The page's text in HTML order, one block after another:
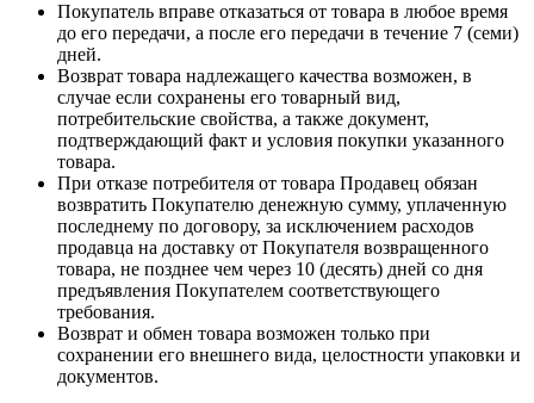
Покупатель вправе отказаться от товара в любое время
до его передачи, а после его передачи в течение 7 (семи)
дней.
Возврат товара надлежащего качества возможен, в
случае если сохранены его товарный вид,
потребительские свойства, а также документ,
подтверждающий факт и условия покупки указанного
товара.
При отказе потребителя от товара Продавец обязан
возвратить Покупателю денежную сумму, уплаченную
последнему по договору, за исключением расходов
продавца на доставку от Покупателя возвращенного
товара, не позднее чем через 10 (десять) дней со дня
предъявления Покупателем соответствующего
требования.
Возврат и обмен товара возможен только при
сохранении его внешнего вида, целостности упаковки и
документов.